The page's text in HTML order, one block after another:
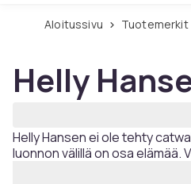
Aloitussivu Tuotemerkit
Helly
Helly Hansen ei ole tehty
luonnon välillä on osa